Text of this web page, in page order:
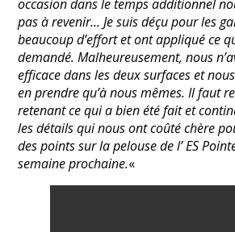
occasion dans le temps additionnel
pas à revenir… Je suis déçu pour les
beaucoup d’effort et ont appliqué ce
demandé. Malheureusement, nous
efficace dans les deux surfaces et
en prendre qu’à nous mêmes. Il faut
retenant ce qui a bien été fait et
les détails qui nous ont coûté chère
des points sur la pelouse de l’ ES
semaine prochaine.«